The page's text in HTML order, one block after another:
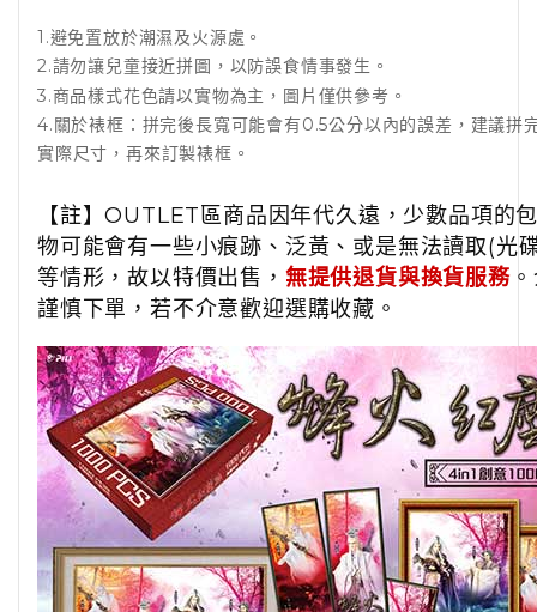
1.避免置放於潮濕及火源處。
2.請勿讓兒童接近拼圖，以防誤食情事發生。
3.商品樣式花色請以實物為主，圖片僅供參考。
4.關於裱框：拼完後長寬可能會有0.5公分以內的誤差，建議拼
實際尺寸，再來訂製裱框。
【註】OUTLET區商品因年代久遠，少數品項的
物可能會有一些小痕跡、泛黃、或是無法讀取(光
等情形，故以特價出售， 無提供退貨與換貨服務
謹慎下單，若不介意歡迎選購收藏。